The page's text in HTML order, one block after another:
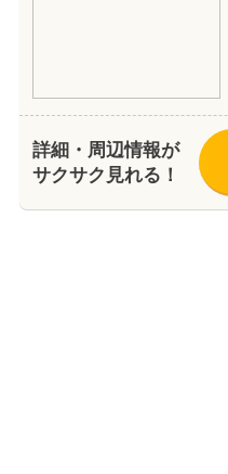
詳細・周辺情報が
サクサク見れる！